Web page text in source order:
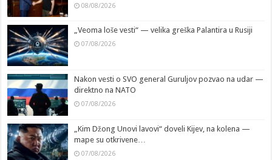
08/08/2026
„Veoma loše vesti“ — velika greška Palantira u Rusiji
07/08/2026
Nakon vesti o SVO general Guruljov pozvao na udar —
direktno na NATO
07/08/2026
„Kim Džong Unovi lavovi“ doveli Kijev, na kolena —
mape su otkrivene…
07/08/2026